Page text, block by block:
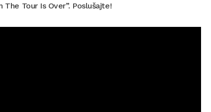
The Tour Is Over”. Poslušajte!